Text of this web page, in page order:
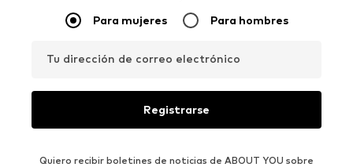
Para mujeres Para hombres
Tu dirección de correo electrónico
Registrarse
Quiero recibir boletines de noticias de ABOUT YOU sobre